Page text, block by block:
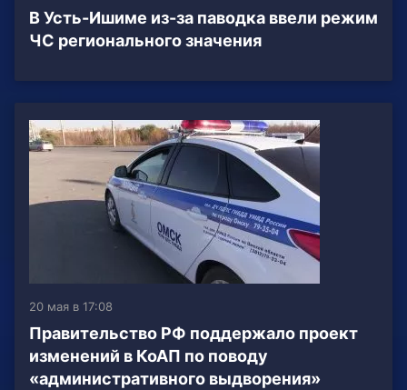
В Усть-Ишиме из-за паводка ввели режим
ЧС регионального значения
20 мая в 17:08
Правительство РФ поддержало проект
изменений в КоАП по поводу
«административного выдворения»